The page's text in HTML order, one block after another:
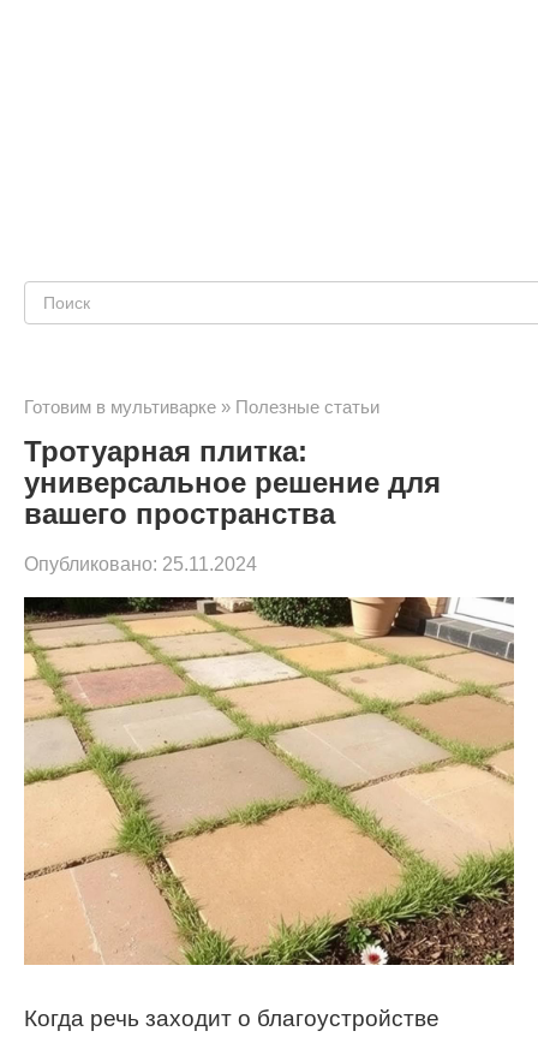
Поиск:
Готовим в мультиварке » Полезные статьи
Тротуарная плитка:
универсальное решение для
вашего пространства
Опубликовано: 25.11.2024
Когда речь заходит о благоустройстве